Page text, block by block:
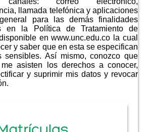
llamada telefónica y aplicaciones
para las demás finalidades
en la Política de Tratamiento de
en www.unc.edu.co la cual
y saber que en esta se especifican
sensibles. Así mismo, conozco que
asisten los derechos a conocer,
y suprimir mis datos y revocar